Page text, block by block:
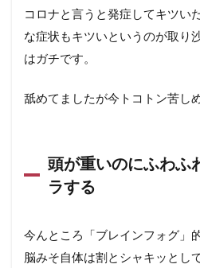
コロナと言うと発症してキツい
な症状もキツいというのが取り
はガチです。
舐めてましたが今トコトン苦し
頭が重いのにふわふ
ラする
今んところ「ブレインフォグ」
脳みそ自体は割とシャキッとし